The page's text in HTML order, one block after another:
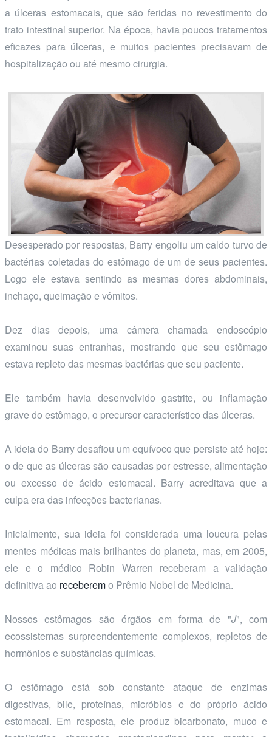
a úlceras estomacais, que são feridas no revestimento do
trato intestinal superior. Na época, havia poucos tratamentos
eficazes para úlceras, e muitos pacientes precisavam de
hospitalização ou até mesmo cirurgia.
Desesperado por respostas, Barry engoliu um caldo turvo de
bactérias coletadas do estômago de um de seus pacientes.
Logo ele estava sentindo as mesmas dores abdominais,
inchaço, queimação e vômitos.
Dez dias depois, uma câmera chamada endoscópio
examinou suas entranhas, mostrando que seu estômago
estava repleto das mesmas bactérias que seu paciente.
Ele também havia desenvolvido gastrite, ou inflamação
grave do estômago, o precursor característico das úlceras.
A ideia do Barry desafiou um equívoco que persiste até hoje:
o de que as úlceras são causadas por estresse, alimentação
ou excesso de ácido estomacal. Barry acreditava que a
culpa era das infecções bacterianas.
Inicialmente, sua ideia foi considerada uma loucura pelas
mentes médicas mais brilhantes do planeta, mas, em 2005,
ele e o médico Robin Warren receberam a validação
definitiva ao receberemo Prêmio Nobel de Medicina.
Nossos estômagos são órgãos em forma de "J", com
ecossistemas surpreendentemente complexos, repletos de
hormônios e substâncias químicas.
O estômago está sob constante ataque de enzimas
digestivas, bile, proteínas, micróbios e do próprio ácido
estomacal. Em resposta, ele produz bicarbonato, muco e